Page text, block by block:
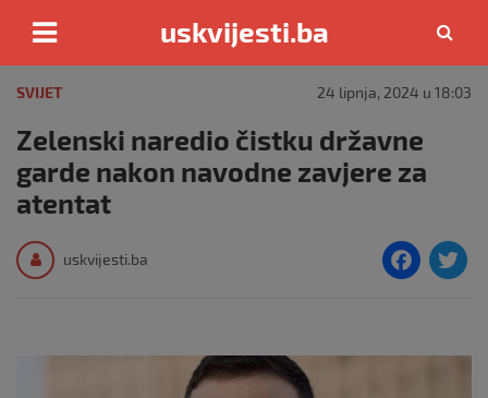
content
uskvijesti.ba
SVIJET 24 lipnja, 2024 u 18:03
Zelenski naredio čistku državne
garde nakon navodne zavjere za
atentat
uskvijesti.ba
F
e